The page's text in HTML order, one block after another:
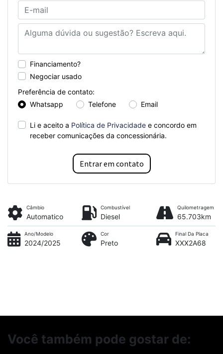
Financiamento?
Negociar usado
Preferência de contato:
Whatsapp
Telefone Email
Li e aceito a Política de Privacidade e concordo em
receber comunicações da concessionária.
Entrar em contato
Câmbio
Automatico
Combustível
Diesel
Quilometragem
65.703km
Ano/Modelo
2024/2025
Cor
Preto
Final Da Placa
XXX2A68
Você também pode gostar de: